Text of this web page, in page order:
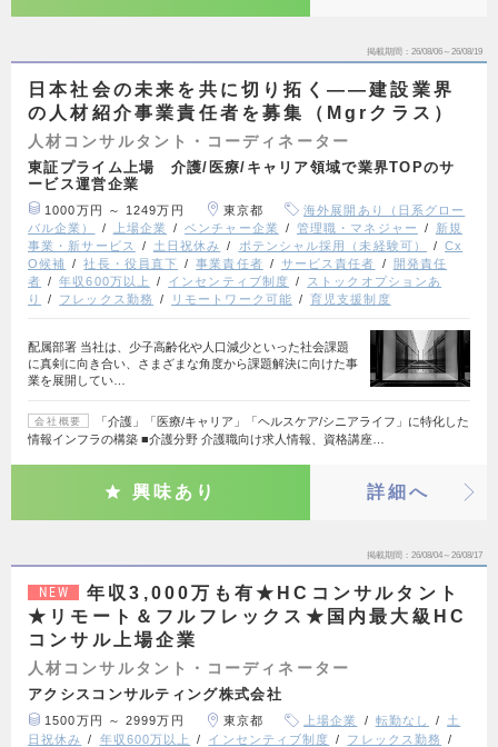
掲載期間 26/08/06～26/08/19
日本社会の未来を共に切り拓く――建設業界
の人材紹介事業責任者を募集（Mgrクラス）
人材コンサルタント・コーディネーター
東証プライム上場 介護/医療/キャリア領域で業界TOPのサ
ービス運営企業
1000万円 ～ 1249万円 東京都
海外展開あり（日系グロー
バル企業）
上場企業 ベンチャー企業 管理職・マネジャー
新規
事業・新サービス
土日祝休み ポテンシャル採用（未経験可）
Cx
O候補
社長・役員直下 事業責任者 サービス責任者
開発責任
者
年収600万以上 インセンティブ制度
ストックオプションあ
り
フレックス勤務 リモートワーク可能 育児支援制度
配属部署 当社は、少子高齢化や人口減少といった社会課題
に真剣に向き合い、さまざまな角度から課題解決に向けた事
業を展開してい…
会社概要
「介護」「医療/キャリア」「ヘルスケア/シニアライフ」に特化した
情報インフラの構築 ■介護分野 介護職向け求人情報、資格講座…
興味あり 詳細へ
掲載期間 26/08/04～26/08/17
NEW
年収3,000万も有★HCコンサルタント
★リモート＆フルフレックス★国内最大級HC
コンサル上場企業
人材コンサルタント・コーディネーター
アクシスコンサルティング株式会社
1500万円 ～ 2999万円 東京都 上場企業 転勤なし
土
日祝休み
年収600万以上 インセンティブ制度
フレックス勤務